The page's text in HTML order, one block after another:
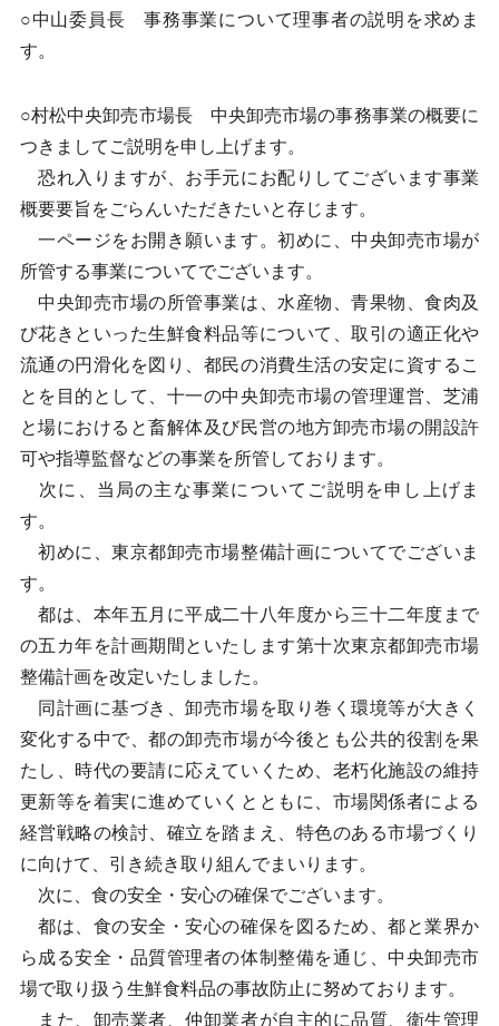
○中山委員長 事務事業について理事者の説明を求めま
す。
○村松中央卸売市場長 中央卸売市場の事務事業の概要に
つきましてご説明を申し上げます。
恐れ入りますが、お手元にお配りしてございます事業
概要要旨をごらんいただきたいと存じます。
一ページをお開き願います。初めに、中央卸売市場が
所管する事業についてでございます。
中央卸売市場の所管事業は、水産物、青果物、食肉及
び花きといった生鮮食料品等について、取引の適正化や
流通の円滑化を図り、都民の消費生活の安定に資するこ
とを目的として、十一の中央卸売市場の管理運営、芝浦
と場におけると畜解体及び民営の地方卸売市場の開設許
可や指導監督などの事業を所管しております。
次に、当局の主な事業についてご説明を申し上げま
す。
初めに、東京都卸売市場整備計画についてでございま
す。
都は、本年五月に平成二十八年度から三十二年度まで
の五カ年を計画期間といたします第十次東京都卸売市場
整備計画を改定いたしました。
同計画に基づき、卸売市場を取り巻く環境等が大きく
変化する中で、都の卸売市場が今後とも公共的役割を果
たし、時代の要請に応えていくため、老朽化施設の維持
更新等を着実に進めていくとともに、市場関係者による
経営戦略の検討、確立を踏まえ、特色のある市場づくり
に向けて、引き続き取り組んでまいります。
次に、食の安全・安心の確保でございます。
都は、食の安全・安心の確保を図るため、都と業界か
ら成る安全・品質管理者の体制整備を通じ、中央卸売市
場で取り扱う生鮮食料品の事故防止に努めております。
また、卸売業者、仲卸業者が自主的に品質、衛生管理